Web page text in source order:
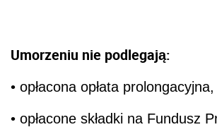
Umorzeniu nie podlegają:
• opłacona opłata prolongacyjna,
• opłacone składki na Fundusz